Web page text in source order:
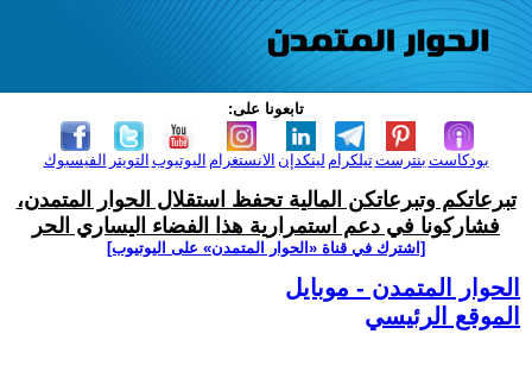
تابعونا على:
الفيسبوك التويتر اليوتيوب الانستغرام لينكدإن تيلكرامبنترست بودكاست
تبرعاتكم وتبرعاتكن المالية تحفظ استقلال الحوار المتمدن،
فشاركونا في دعم استمرارية هذا الفضاء اليساري الحر
[اشترك في قناة ‫«الحوار المتمدن» على اليوتيوب]
الحوار المتمدن - موبايل
الموقع الرئيسي